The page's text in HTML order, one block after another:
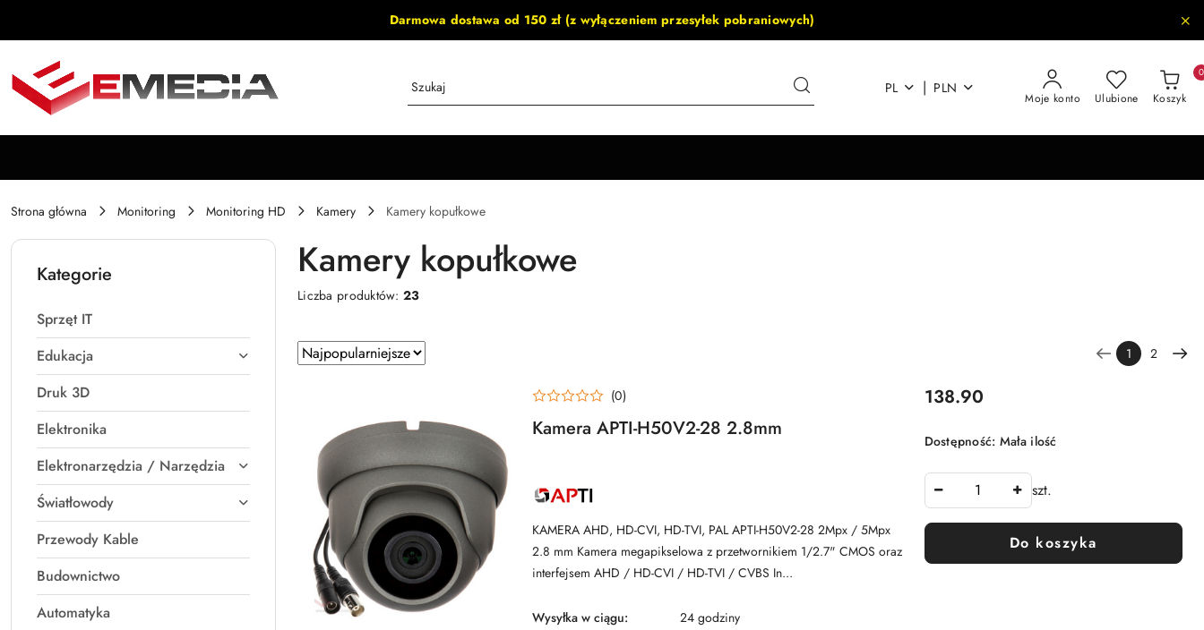
Darmowa dostawa od 150 zł (z wyłączeniem przesyłek pobraniowych)
PL | PLN
Moje konto Ulubione Koszyk
0
Strona główna Monitoring Monitoring HD Kamery Kamery kopułkowe
Kategorie
Sprzęt IT
Edukacja
Druk 3D
Elektronika
Elektronarzędzia / Narzędzia
Światłowody
Przewody Kable
Budownictwo
Automatyka
Kamery kopułkowe
Liczba produktów:23
Zastosowano
sortowanie:
Sortuj
według
1 2
Kamera APTI-H50V2-28 2.8mm
(0)
NAZWA
PRODUCENTA:
KAMERA AHD, HD-CVI, HD-TVI, PAL APTI-H50V2-28 2Mpx / 5Mpx
2.8 mm Kamera megapikselowa z przetwornikiem 1/2.7" CMOS oraz
interfejsem AHD / HD-CVI / HD-TVI / CVBS In...
Wysyłka w ciągu: 24 godziny
Cena:
138.90
Dostępność: Mała ilość
szt.
Do koszyka